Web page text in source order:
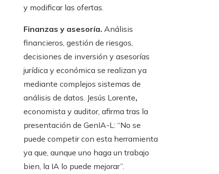
y modificar las ofertas.
Finanzas y asesoría. Análisis
financieros, gestión de riesgos,
decisiones de inversión y asesorías
jurídica y económica se realizan ya
mediante complejos sistemas de
análisis de datos. Jesús Lorente,
economista y auditor, afirma tras la
presentación de GenIA-L: “No se
puede competir con esta herramienta
ya que, aunque uno haga un trabajo
bien, la IA lo puede mejorar”.